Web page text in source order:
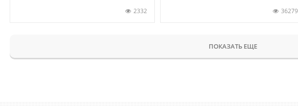
2332 36279
ПОКАЗАТЬ ЕЩЕ